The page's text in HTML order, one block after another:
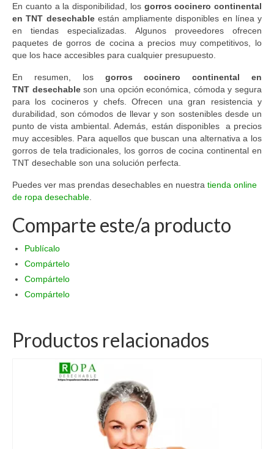
En cuanto a la disponibilidad, los gorros cocinero continental
en TNT desechableestán ampliamente disponibles en línea y
en tiendas especializadas. Algunos proveedores ofrecen
paquetes de gorros de cocina a precios muy competitivos, lo
que los hace accesibles para cualquier presupuesto.
En resumen, los gorros cocinero continental en
TNT desechableson una opción económica, cómoda y segura
para los cocineros y chefs. Ofrecen una gran resistencia y
durabilidad, son cómodos de llevar y son sostenibles desde un
punto de vista ambiental. Además, están disponibles a precios
muy accesibles. Para aquellos que buscan una alternativa a los
gorros de tela tradicionales, los gorros de cocina continental en
TNT desechable son una solución perfecta.
Puedes ver mas prendas desechables en nuestra tienda online
de ropa desechable
Comparte este/a producto
Publícalo
Compártelo
Compártelo
Compártelo
Productos relacionados